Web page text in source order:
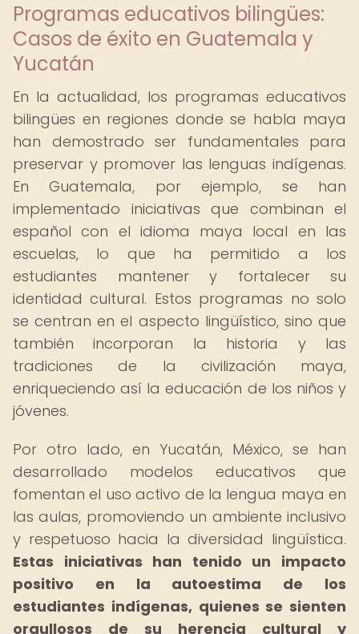
Programas educativos bilingües:
Casos de éxito en Guatemala y
Yucatán
En la actualidad, los programas educativos
bilingües en regiones donde se habla maya
han demostrado ser fundamentales para
preservar y promover las lenguas indígenas.
En Guatemala, por ejemplo, se han
implementado iniciativas que combinan el
español con el idioma maya local en las
escuelas, lo que ha permitido a los
estudiantes mantener y fortalecer su
identidad cultural. Estos programas no solo
se centran en el aspecto lingüístico, sino que
también incorporan la historia y las
tradiciones de la civilización maya,
enriqueciendo así la educación de los niños y
jóvenes.
Por otro lado, en Yucatán, México, se han
desarrollado modelos educativos que
fomentan el uso activo de la lengua maya en
las aulas, promoviendo un ambiente inclusivo
y respetuoso hacia la diversidad lingüística.
Estas iniciativas han tenido un impacto
positivo en la autoestima de los
estudiantes indígenas, quienes se sienten
orgullosos de su herencia cultural y